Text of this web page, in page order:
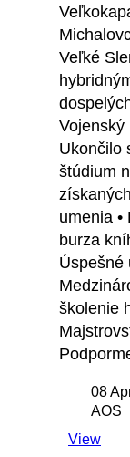
Veľké
Vojenský
Ukončilo
štúdium
umenia
burza
Úspešné
školenie
08
AOS
View